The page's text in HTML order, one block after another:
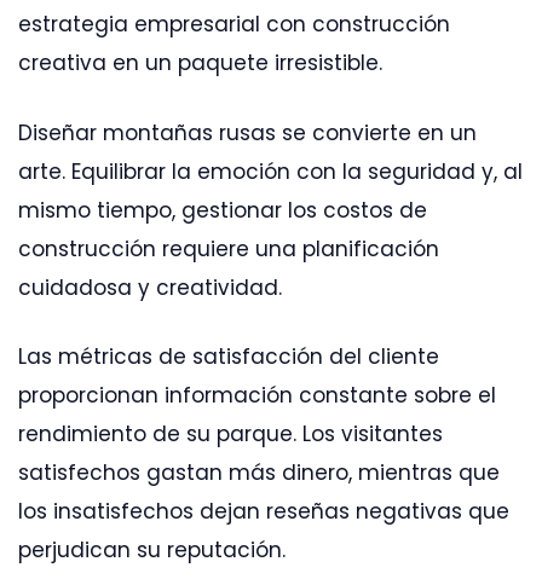
estrategia empresarial con construcción
creativa en un paquete irresistible.
Diseñar montañas rusas se convierte en un
arte. Equilibrar la emoción con la seguridad y, al
mismo tiempo, gestionar los costos de
construcción requiere una planificación
cuidadosa y creatividad.
Las métricas de satisfacción del cliente
proporcionan información constante sobre el
rendimiento de su parque. Los visitantes
satisfechos gastan más dinero, mientras que
los insatisfechos dejan reseñas negativas que
perjudican su reputación.